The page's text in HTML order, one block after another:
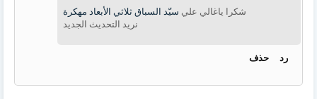
شكرا ياغالي علي سيّد السباق ثلاثي الأبعاد مهكرة
نريد التحديث الجديد
رد حذف